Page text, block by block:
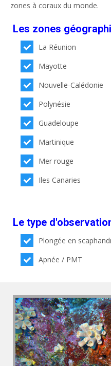
zones à coraux du monde.
Les zones
La Réunion
Mayotte
Nouvelle-Calédonie
Polynésie
Guadeloupe
Martinique
Mer rouge
Iles Canaries
Le type
Plongée en
Apnée / PMT